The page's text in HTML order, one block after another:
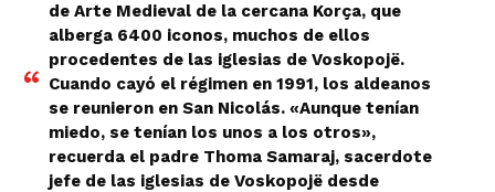
de Arte Medieval de la cercana Korça, que
alberga 6400 iconos, muchos de ellos
procedentes de las iglesias de Voskopojë.
Cuando cayó el régimen en 1991, los aldeanos
se reunieron en San Nicolás. «Aunque tenían
miedo, se tenían los unos a los otros»,
recuerda el padre Thoma Samaraj, sacerdote
jefe de las iglesias de Voskopojë desde